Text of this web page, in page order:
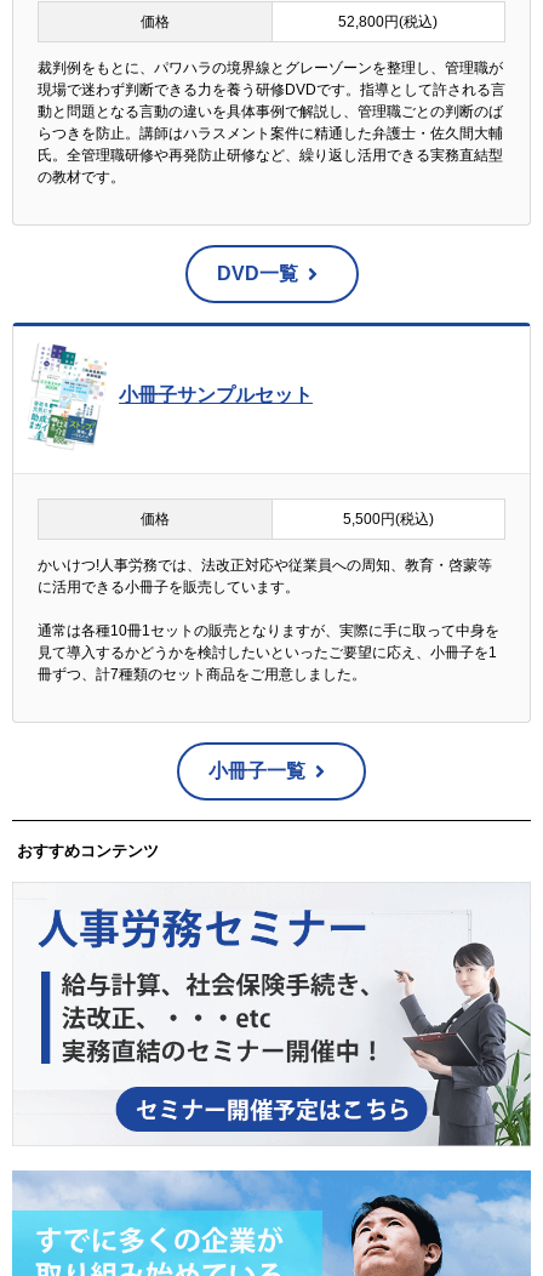
価格 52,800円(税込)
裁判例をもとに、パワハラの境界線とグレーゾーンを整理し、管理職が
現場で迷わず判断できる力を養う研修DVDです。指導として許される言
動と問題となる言動の違いを具体事例で解説し、管理職ごとの判断のば
らつきを防止。講師はハラスメント案件に精通した弁護士・佐久間大輔
氏。全管理職研修や再発防止研修など、繰り返し活用できる実務直結型
の教材です。
DVD一覧
小冊子サンプルセット
価格 5,500円(税込)
かいけつ!人事労務では、法改正対応や従業員への周知、教育・啓蒙等
に活用できる小冊子を販売しています。
通常は各種10冊1セットの販売となりますが、実際に手に取って中身を
見て導入するかどうかを検討したいといったご要望に応え、小冊子を1
冊ずつ、計7種類のセット商品をご用意しました。
小冊子一覧
おすすめコンテンツ